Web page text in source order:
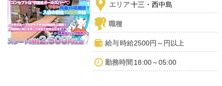
エリア十三・西中島
職種
給与時給2500円～円以上
勤務時間 18:00～05:00